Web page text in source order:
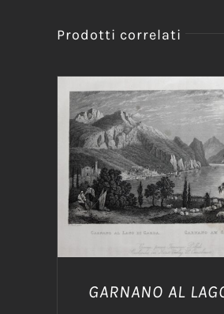
Prodotti correlati
AGGIUNGI AL CARRELLO
DETTAGLI
GARNANO AL